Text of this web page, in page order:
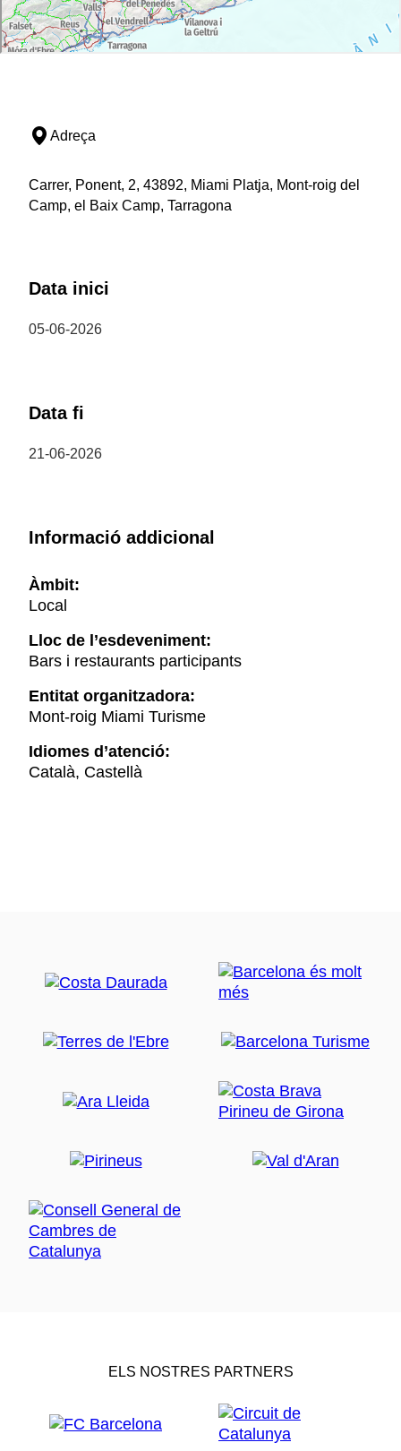
Adreça
Carrer, Ponent, 2, 43892, Miami Platja, Mont-roig del
Camp, el Baix Camp, Tarragona
Data inici
05-06-2026
Data fi
21-06-2026
Informació addicional
Àmbit:
Local
Lloc de l’esdeveniment:
Bars i restaurants participants
Entitat organitzadora:
Mont-roig Miami Turisme
Idiomes d’atenció:
Català, Castellà
ELS NOSTRES PARTNERS